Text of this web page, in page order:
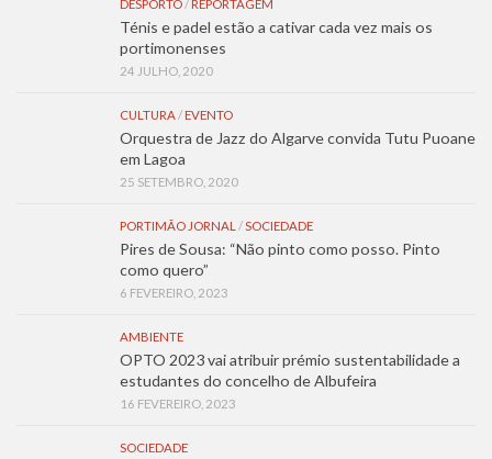
DESPORTO/ REPORTAGEM
Ténis e padel estão a cativar cada vez mais os
portimonenses
24 JULHO, 2020
CULTURA/ EVENTO
Orquestra de Jazz do Algarve convida Tutu Puoane
em Lagoa
25 SETEMBRO, 2020
PORTIMÃO JORNAL /SOCIEDADE
Pires de Sousa: “Não pinto como posso. Pinto
como quero”
6 FEVEREIRO, 2023
AMBIENTE
OPTO 2023 vai atribuir prémio sustentabilidade a
estudantes do concelho de Albufeira
16 FEVEREIRO, 2023
SOCIEDADE